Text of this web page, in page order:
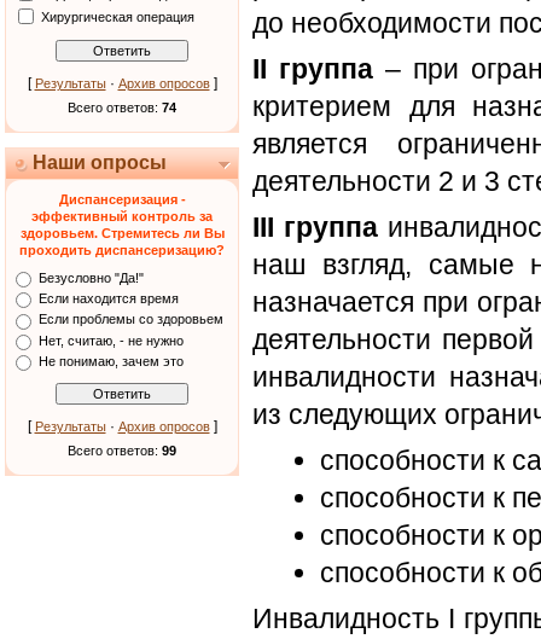
Хирургическая операция
[ Результаты· Архив опросов]
Всего ответов: 74
Наши опросы
Диспансеризация -
эффективный контроль за
здоровьем. Стремитесь ли Вы
проходить диспансеризацию?
Безусловно "Да!"
Если находится время
Если проблемы со здоровьем
Нет, считаю, - не нужно
Не понимаю, зачем это
[ Результаты· Архив опросов]
Всего ответов: 99
до необходимости
II группа – при
критерием для
является
деятельности 2 и 3
III группа
наш взгляд, самые
назначается при
деятельности
инвалидности
из следующих
способности к
способности к
способности к
способности к
Инвалидность I